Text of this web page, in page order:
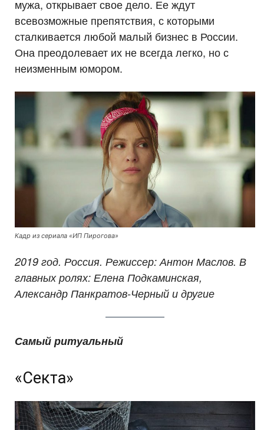
мужа, открывает свое дело. Ее ждут
всевозможные препятствия, с которыми
сталкивается любой малый бизнес в России.
Она преодолевает их не всегда легко, но с
неизменным юмором.
Кадр из сериала «ИП Пирогова»
2019 год. Россия. Режиссер: Антон Маслов. В
главных ролях: Елена Подкаминская,
Александр Панкратов-Черный и другие
Самый ритуальный
«Секта»